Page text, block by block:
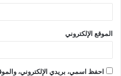
المملكة العربية السعودية
الموقع الإلكتروني
احفظ اسمي، بريدي الإلكتروني،